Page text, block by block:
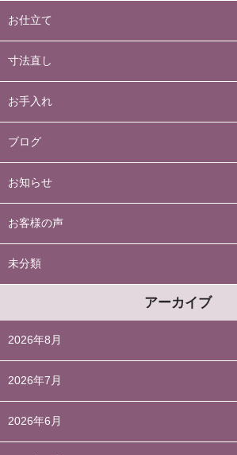
お仕立て
寸法直し
お手入れ
ブログ
お知らせ
お客様の声
未分類
アーカイブ
2026年8月
2026年7月
2026年6月